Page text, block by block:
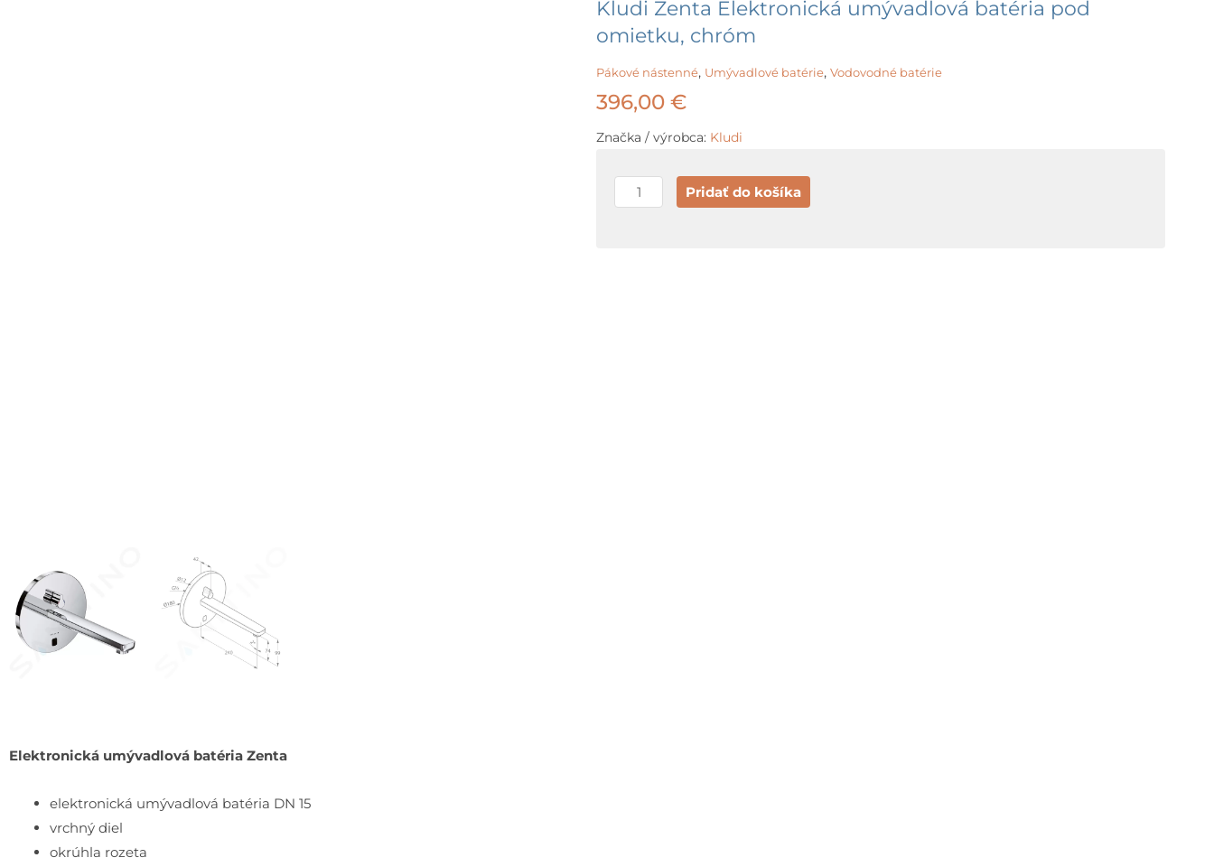
Kludi Zenta Elektronická umývadlová batéria pod
omietku, chróm
Pákové nástenné, Umývadlové batérie, Vodovodné batérie
396,00 €
Značka / výrobca: Kludi
množstvo
Kludi
Pridať do košíka
Elektronická umývadlová batéria Zenta
elektronická umývadlová batéria DN 15
vrchný diel
okrúhla rozeta